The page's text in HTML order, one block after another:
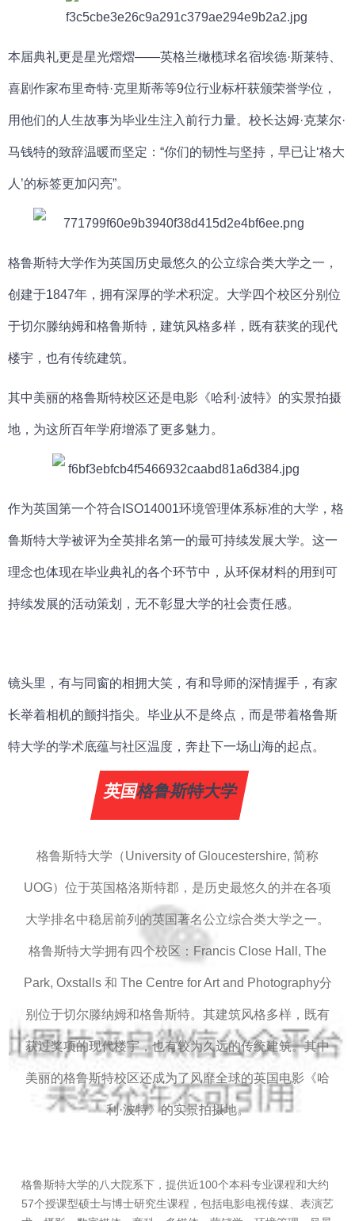
本届典礼更是星光熠熠——英格兰橄榄球名宿埃德·斯莱特、
喜剧作家布里奇特·克里斯蒂等9位行业标杆获颁荣誉学位，
用他们的人生故事为毕业生注入前行力量。校长达姆·克莱尔·
马钱特的致辞温暖而坚定：“你们的韧性与坚持，早已让‘格大
人’的标签更加闪亮”。
格鲁斯特大学作为英国历史最悠久的公立综合类大学之一，
创建于1847年，拥有深厚的学术积淀。大学四个校区分别位
于切尔滕纳姆和格鲁斯特，建筑风格多样，既有获奖的现代
楼宇，也有传统建筑。
其中美丽的格鲁斯特校区还是电影《哈利·波特》的实景拍摄
地，为这所百年学府增添了更多魅力。
作为英国第一个符合ISO14001环境管理体系标准的大学， 格
鲁斯特大学被评为全英排名第一的最可持续发展大学。这一
理念也体现在毕业典礼的各个环节中，从环保材料的用到可
持续发展的活动策划，无不彰显大学的社会责任感。
镜头里，有与同窗的相拥大笑，有和导师的深情握手，有家
长举着相机的颤抖指尖。毕业从不是终点，而是带着格鲁斯
特大学的学术底蕴与社区温度，奔赴下一场山海的起点。
英国格鲁斯特大学
格鲁斯特大学（University of Gloucestershire, 简称
UOG）位于英国格洛斯特郡，是历史最悠久的并在各项
大学排名中稳居前列的英国著名公立综合类大学之一。
格鲁斯特大学拥有四个校区：Francis Close Hall, The
Park, Oxstalls 和 The Centre for Art and Photography分
别位于切尔滕纳姆和格鲁斯特。其建筑风格多样，既有
获过奖项的现代楼宇，也有较为久远的传统建筑。其中
美丽的格鲁斯特校区还成为了风靡全球的英国电影《哈
利·波特》的实景拍摄地。
格鲁斯特大学的八大院系下，提供近100个本科专业课程和大约
57个授课型硕士与博士研究生课程，包括电影电视传媒、表演艺